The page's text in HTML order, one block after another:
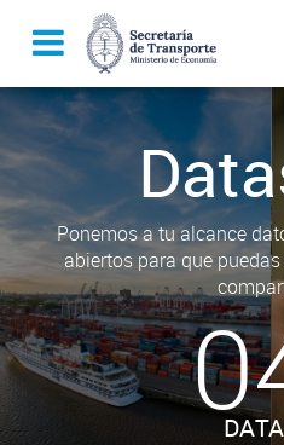
Ponemos a tu alcance
abiertos para que